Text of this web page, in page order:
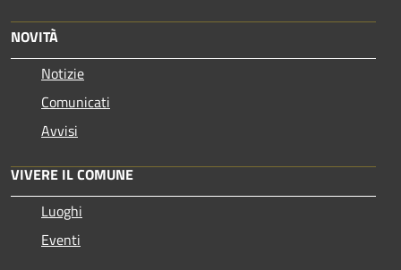
NOVITÀ
Notizie
Comunicati
Avvisi
VIVERE IL COMUNE
Luoghi
Eventi